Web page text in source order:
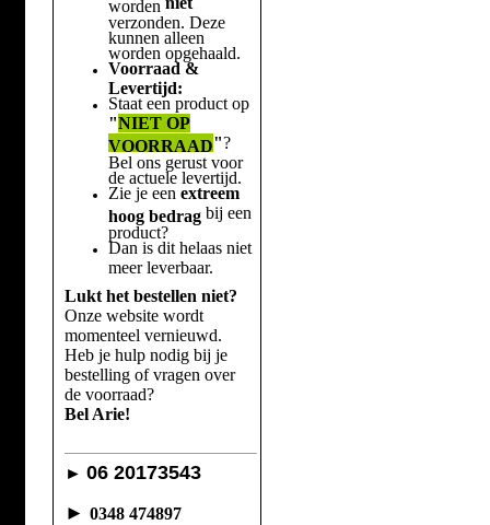
worden
verzonden. Deze
kunnen alleen
worden opgehaald.
Voorraad &
Levertijd:
Staat een product op
"NIET OP
VOORRAAD"?
Bel ons gerust voor
de actuele levertijd.
Zie je een extreem
hoog bedragbij een
product?
Dan is dit helaas niet
meer leverbaar.
Lukt het bestellen niet?
Onze website wordt
momenteel vernieuwd.
Heb je hulp nodig bij je
bestelling of vragen over
de voorraad?
Bel Arie!
► 06 20173543
► 0348 474897